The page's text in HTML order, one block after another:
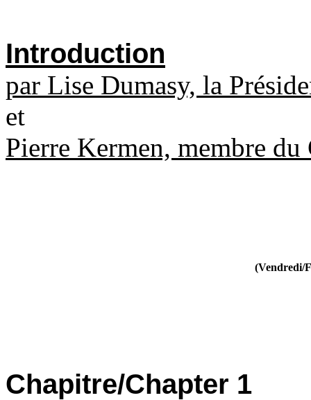
Introduction
par Lise Dumasy, la
et
Pierre Kermen, membre
(Vendredi/
Chapitre/Chapter 1